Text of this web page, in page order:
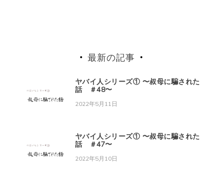
最新の記事
ヤバイ人シリーズ① 〜叔母に騙された
話 ＃48〜
2022年5月11日
ヤバイ人シリーズ① 〜叔母に騙された
話 ＃47〜
2022年5月10日